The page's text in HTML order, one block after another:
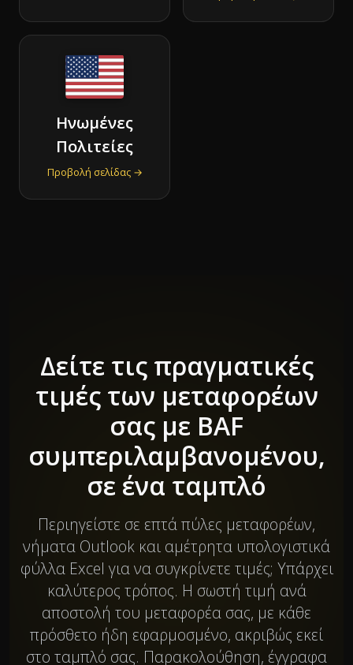
Ηνωμένες
Πολιτείες
Προβολή σελίδας →
Δείτε τις πραγματικές
τιμές των μεταφορέων
σας με BAF
συμπεριλαμβανομένου,
σε ένα ταμπλό
Περιηγείστε σε επτά πύλες μεταφορέων,
νήματα Outlook και αμέτρητα υπολογιστικά
φύλλα Excel για να συγκρίνετε τιμές; Υπάρχει
καλύτερος τρόπος. Η σωστή τιμή ανά
αποστολή του μεταφορέα σας, με κάθε
πρόσθετο ήδη εφαρμοσμένο, ακριβώς εκεί
στο ταμπλό σας. Παρακολούθηση, έγγραφα